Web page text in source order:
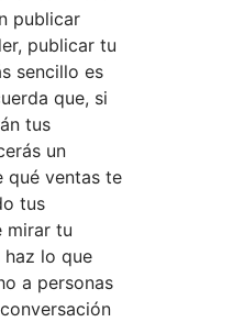
publicar
publicar tu
sencillo es
que, si
tus
un
qué ventas te
tus
mirar tu
haz lo que
a personas